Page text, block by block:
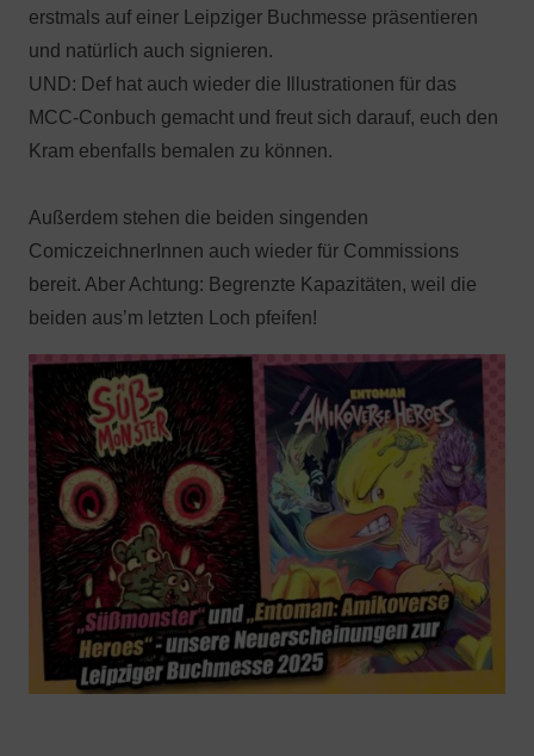
erstmals auf einer Leipziger Buchmesse präsentieren
und natürlich auch signieren.
UND: Def hat auch wieder die Illustrationen für das
MCC-Conbuch gemacht und freut sich darauf, euch den
Kram ebenfalls bemalen zu können.
Außerdem stehen die beiden singenden
ComiczeichnerInnen auch wieder für Commissions
bereit. Aber Achtung: Begrenzte Kapazitäten, weil die
beiden aus’m letzten Loch pfeifen!